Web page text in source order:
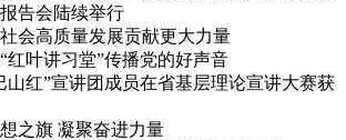
告会陆续举行
会高质量发展贡献更大力量
红叶讲习堂”传播党的好声音
山红”宣讲团成员在省基层理论宣讲大赛获
之旗 凝聚奋进力量